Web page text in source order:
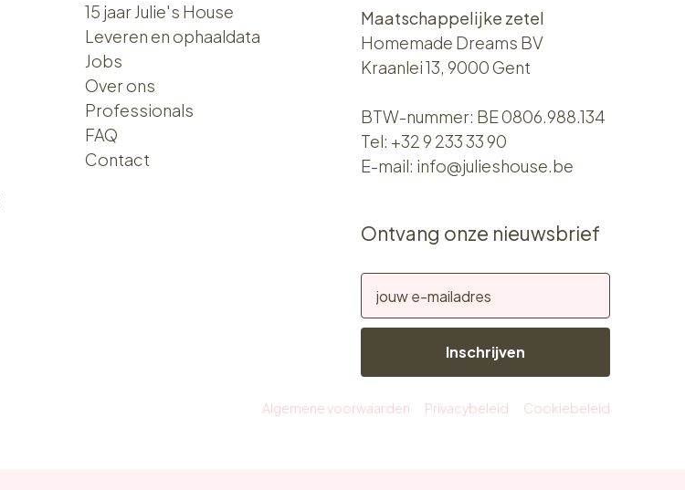
15 jaar Julie's House
Leveren en ophaaldata
Jobs
Over ons​​
Professionals
FAQ
Contact
Maatschappelijke zetel
Homemade Dreams BV
Kraanlei 13, 9000 Gent
BTW-nummer: BE 0806.988.134
Tel: +32 9 233 33 90
E-mail: info@julieshouse.be
Ontvang onze nieuwsbrief
Inschrijven
Algemene voorwaarden Privacybeleid Cookiebeleid